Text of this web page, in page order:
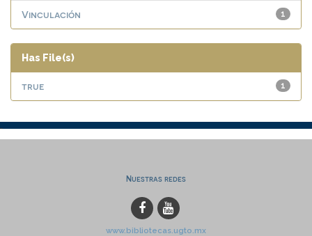
1
Vinculación
Has File(s)
1
true
Nuestras redes
www.bibliotecas.ugto.mx